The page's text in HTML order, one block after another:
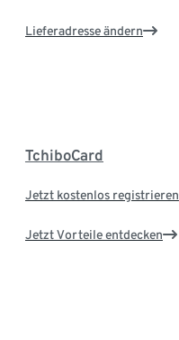
Lieferadresse ändern
TchiboCard
Jetzt kostenlos registrieren
Jetzt Vorteile entdecken